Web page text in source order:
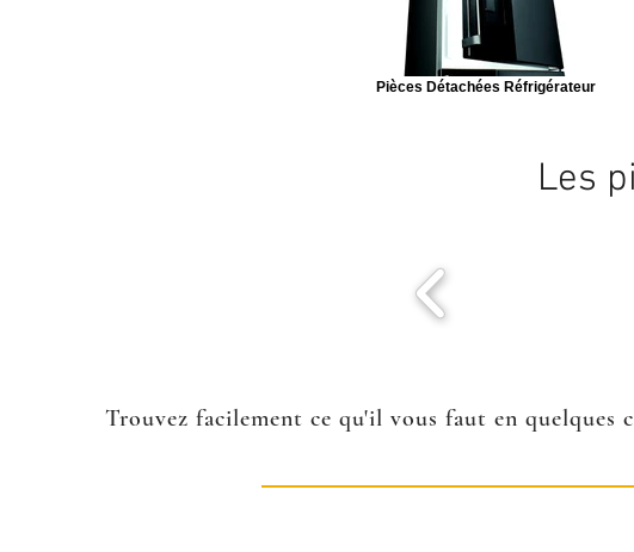
Pièces Détachées Réfrigérateur
Les
Trouvez facilement ce qu'il vous faut en quelques